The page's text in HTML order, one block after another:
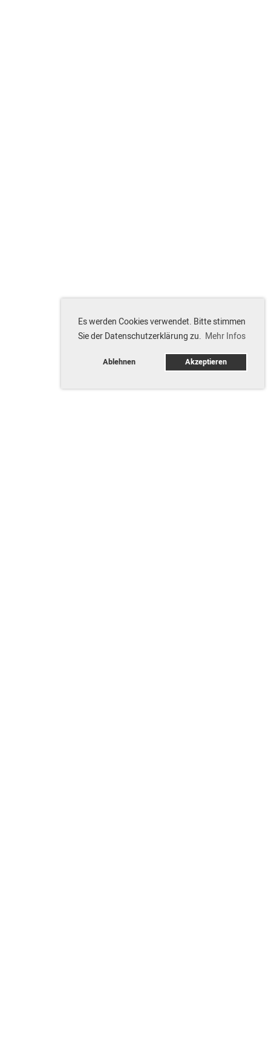
Es werden Cookies verwendet. Bitte stimmen
Sie der Datenschutzerklärung zu. Mehr Infos
Ablehnen Akzeptieren